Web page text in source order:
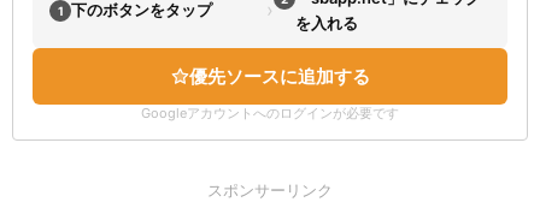
1 下のボタンをタップ ›
を入れる
優先ソースに追加する
Googleアカウントへのログインが必要です
スポンサーリンク